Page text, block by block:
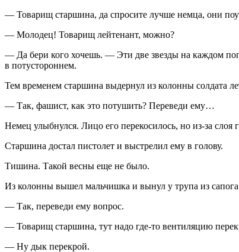
— Товарищ старшина, да спросите лучше немца, они
— Молодец! Товарищ лейтенант, можно?
— Да бери кого хочешь. — Эти две звезды на каждом
в потустороннем.
Тем временем старшина выдернул из колонны солдата
— Так, фашист, как это потушить? Переведи ему…
Немец улыбнулся. Лицо его перекосилось, но из-за
Старшина достал пистолет и выстрелил ему в голову.
Тишина. Такой весны еще не было.
Из колонны вышел мальчишка и вынул у трупа из
— Так, переведи ему вопрос.
— Товарищ старшина, тут надо где-то вентиляцию
— Ну дык перекрой.